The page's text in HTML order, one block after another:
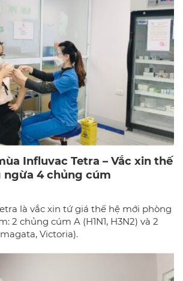
Influvac Tetra – Vắc xin thế
ngừa 4 chủng cúm
là vắc xin tứ giá thế hệ mới phòng
2 chủng cúm A (H1N1, H3N2) và 2
Victoria).